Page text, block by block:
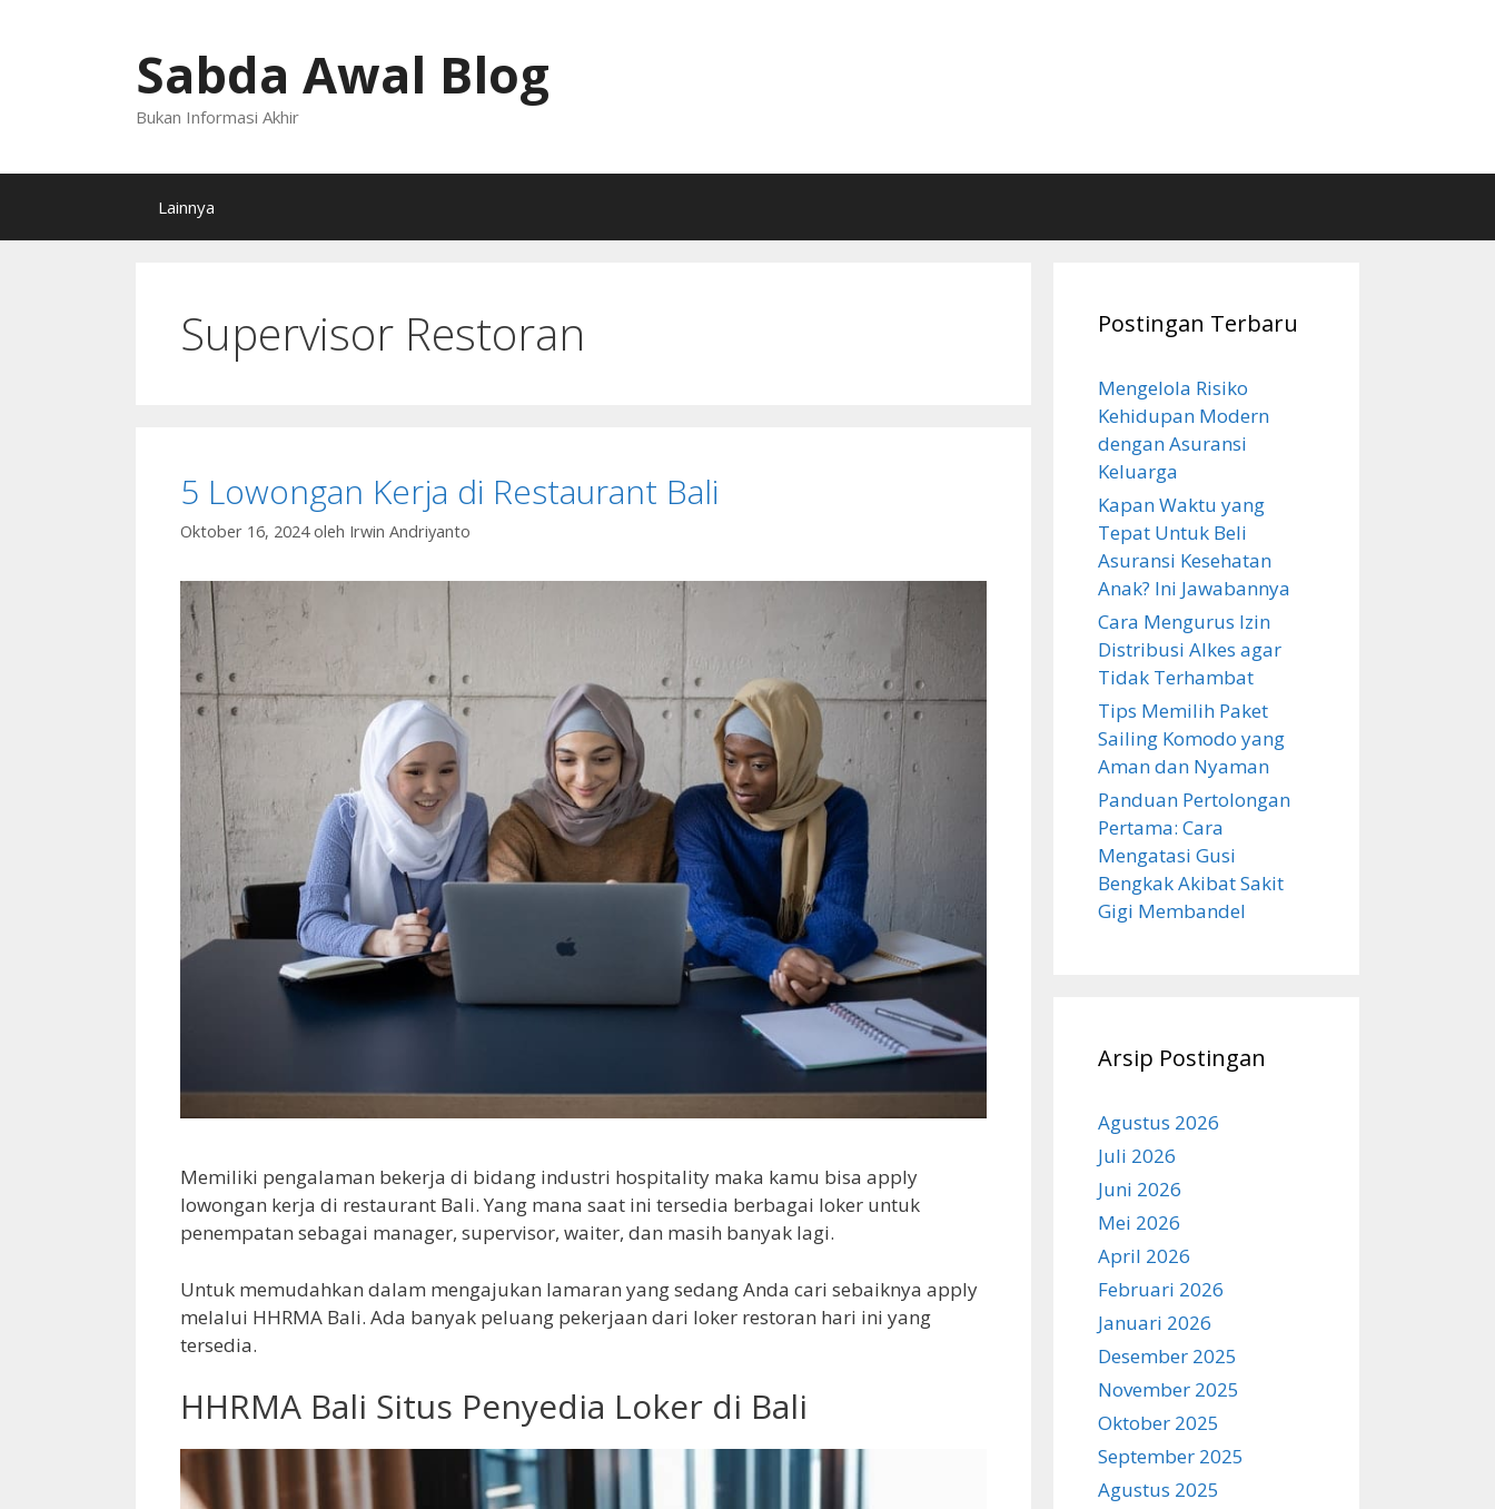
Sabda Awal Blog
Bukan Informasi Akhir
Lainnya
Supervisor Restoran
5 Lowongan Kerja di Restaurant Bali
Oktober 16, 2024 oleh Irwin Andriyanto
Memiliki pengalaman bekerja di bidang industri hospitality maka kamu bisa apply
lowongan kerja di restaurant Bali. Yang mana saat ini tersedia berbagai loker untuk
penempatan sebagai manager, supervisor, waiter, dan masih banyak lagi.
Untuk memudahkan dalam mengajukan lamaran yang sedang Anda cari sebaiknya apply
melalui HHRMA Bali. Ada banyak peluang pekerjaan dari loker restoran hari ini yang
tersedia.
HHRMA Bali Situs Penyedia Loker di Bali
Postingan Terbaru
Mengelola Risiko
Kehidupan Modern
dengan Asuransi
Keluarga
Kapan Waktu yang
Tepat Untuk Beli
Asuransi Kesehatan
Anak? Ini Jawabannya
Cara Mengurus Izin
Distribusi Alkes agar
Tidak Terhambat
Tips Memilih Paket
Sailing Komodo yang
Aman dan Nyaman
Panduan Pertolongan
Pertama: Cara
Mengatasi Gusi
Bengkak Akibat Sakit
Gigi Membandel
Arsip Postingan
Agustus 2026
Juli 2026
Juni 2026
Mei 2026
April 2026
Februari 2026
Januari 2026
Desember 2025
November 2025
Oktober 2025
September 2025
Agustus 2025